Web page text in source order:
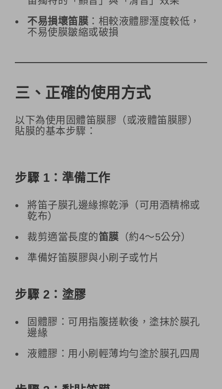
不易損壞笛膜 ：相較液體膠溼度較低，
不易使膜皺縮或破損
三、正確的使用方式
以下為使用固體笛膜膠（或液體笛膜膠）
貼膜的基本步驟：
步驟 1：準備工作
將笛子膜孔邊緣擦乾淨（可用酒精棉或
乾布）
裁剪適當長度的笛膜 （約4～5公分）
準備好笛膜膠與小刷子或竹片
步驟 2：塗膠
固體膠：可用指腹搓軟後，塗抹於膜孔
邊緣
液體膠：用小刷輕薄均勻塗於膜孔四周